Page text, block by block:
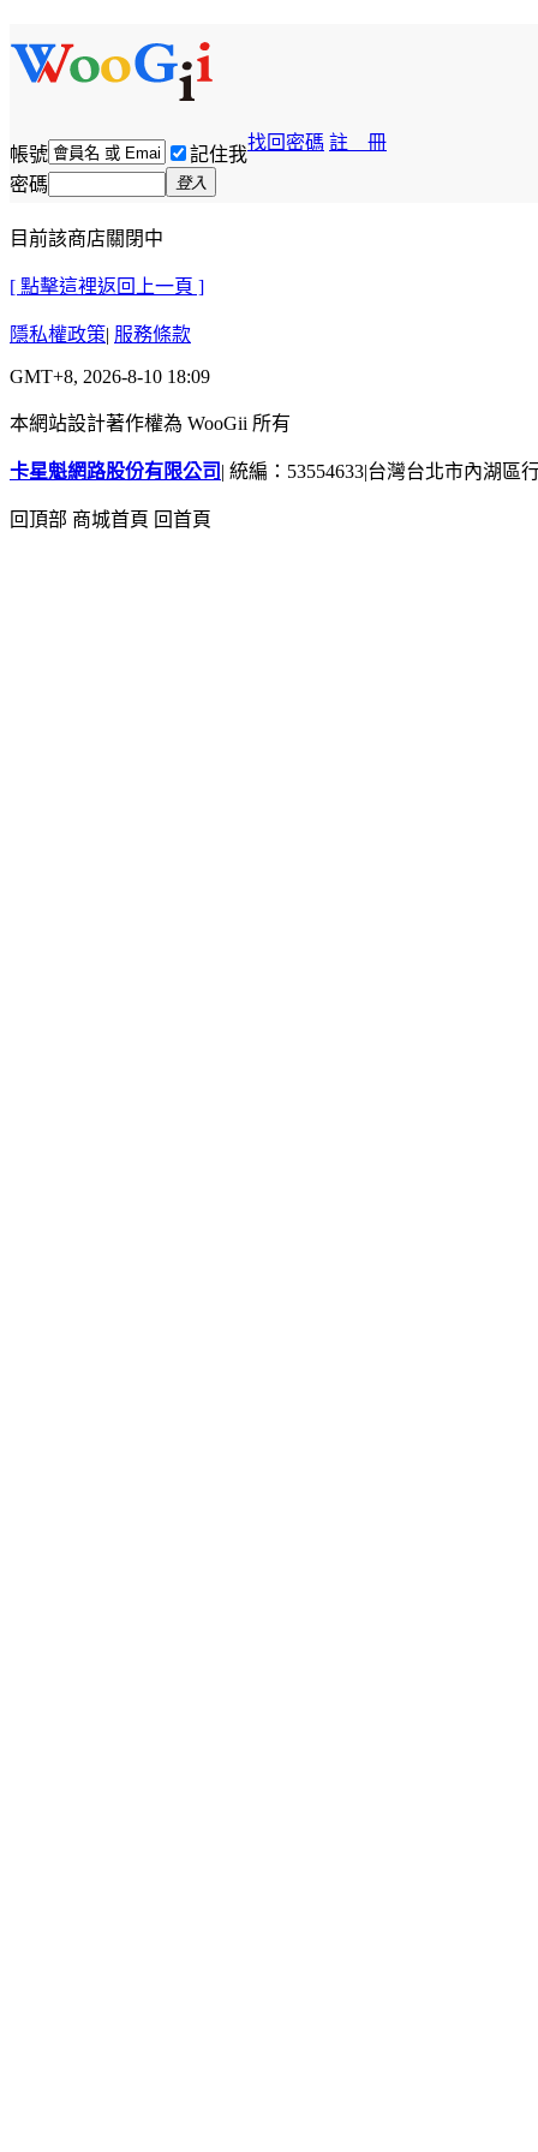
帳號 記住我
找回密碼 註 冊
密碼 登入
目前該商店關閉中
[ 點擊這裡返回上一頁 ]
隱私權政策| 服務條款
GMT+8, 2026-8-10 18:09
本網站設計著作權為 WooGii 所有
卡星魁網路股份有限公司 | 統編：53554633|台灣台北市內湖區
回頂部 商城首頁 回首頁